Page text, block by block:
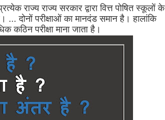
राज्य राज्य सरकार द्वारा वित्त पोषित स्कूलों के
... दोनों परीक्षाओं का मानदंड समान है। हालांकि
परीक्षा माना जाता है।